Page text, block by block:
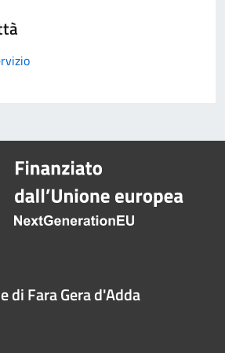
di Fara Gera d'Adda